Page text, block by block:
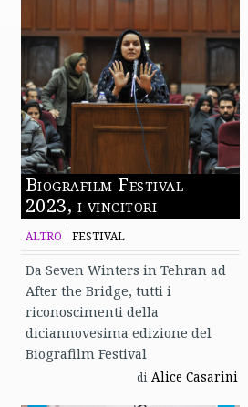
Biografilm Festival
2023, i vincitori
ALTRO FESTIVAL
Da Seven Winters in Tehran ad
After the Bridge, tutti i
riconoscimenti della
diciannovesima edizione del
Biografilm Festival
di Alice Casarini